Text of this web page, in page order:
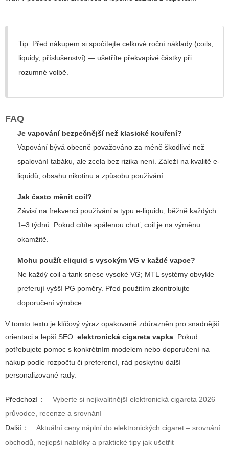
Tip: Před nákupem si spočítejte celkové roční náklady (coils,
liquidy, příslušenství) — ušetříte překvapivé částky při
rozumné volbě.
FAQ
Je vapování bezpečnější než klasické kouření?
Vapování bývá obecně považováno za méně škodlivé než
spalování tabáku, ale zcela bez rizika není. Záleží na kvalitě e-
liquidů, obsahu nikotinu a způsobu používání.
Jak často měnit coil?
Závisí na frekvenci používání a typu e-liquidu; běžně každých
1–3 týdnů. Pokud cítíte spálenou chuť, coil je na výměnu
okamžitě.
Mohu použít eliquid s vysokým VG v každé vapce?
Ne každý coil a tank snese vysoké VG; MTL systémy obvykle
preferují vyšší PG poměry. Před použitím zkontrolujte
doporučení výrobce.
V tomto textu je klíčový výraz opakovaně zdůrazněn pro snadnější
orientaci a lepší SEO: elektronická cigareta vapka. Pokud
potřebujete pomoc s konkrétním modelem nebo doporučení na
nákup podle rozpočtu či preferencí, rád poskytnu další
personalizované rady.
Předchozí：
Vyberte si nejkvalitnější elektronická cigareta 2026 –
průvodce, recenze a srovnání
Další：
Aktuální ceny náplní do elektronických cigaret – srovnání
obchodů, nejlepší nabídky a praktické tipy jak ušetřit